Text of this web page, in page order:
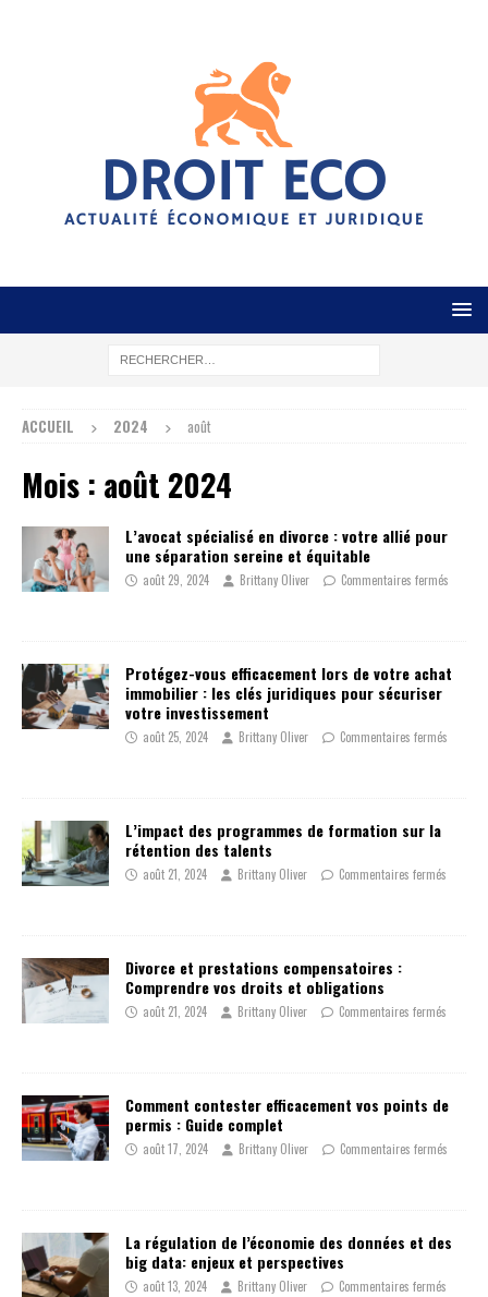
ACCUEIL 2024 août
Mois : août 2024
L’avocat spécialisé en divorce : votre allié pour
une séparation sereine et équitable
août 29, 2024 Brittany Oliver Commentaires fermés
Protégez-vous efficacement lors de votre achat
immobilier : les clés juridiques pour sécuriser
votre investissement
août 25, 2024 Brittany Oliver Commentaires fermés
L’impact des programmes de formation sur la
rétention des talents
août 21, 2024 Brittany Oliver Commentaires fermés
Divorce et prestations compensatoires :
Comprendre vos droits et obligations
août 21, 2024 Brittany Oliver Commentaires fermés
Comment contester efficacement vos points de
permis : Guide complet
août 17, 2024 Brittany Oliver Commentaires fermés
La régulation de l’économie des données et des
big data: enjeux et perspectives
août 13, 2024 Brittany Oliver Commentaires fermés